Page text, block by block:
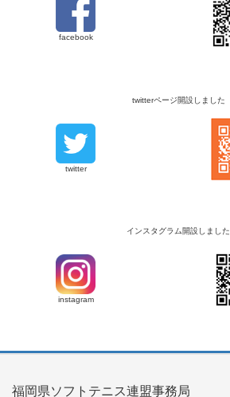
facebook
twitterページ開設しました
twitter
インスタグラム開設しました
instagram
福岡県ソフトテニス連盟事務局